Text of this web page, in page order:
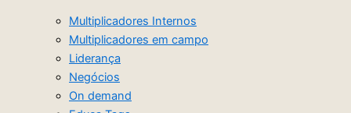
Multiplicadores Internos
Multiplicadores em campo
Liderança
Negócios
On demand